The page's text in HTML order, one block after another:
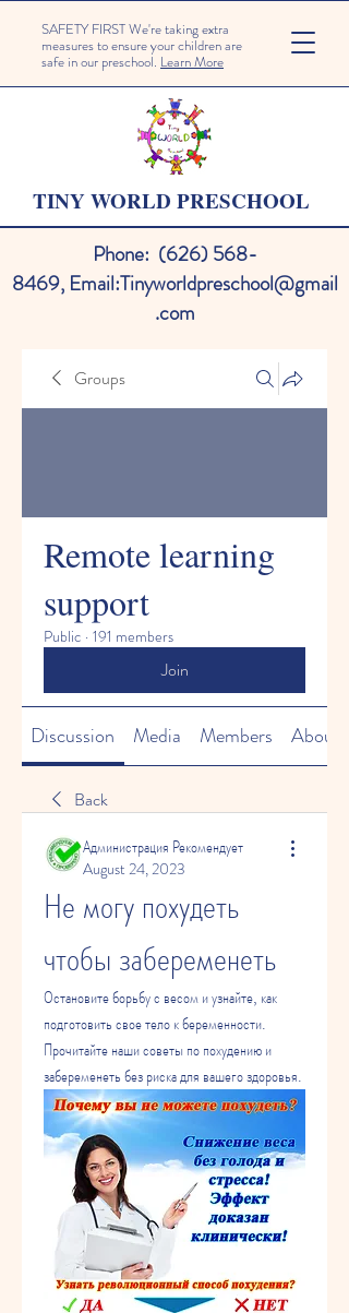
SAFETY FIRST We're taking extra
measures to ensure your children are
safe in our preschool. Learn More
TINY WORLD PRESCHOOL
Phone: (626) 568-
8469, Email:Tinyworldpreschool@gmail
.com
Groups
Remote learning
support
Public · 191 members
Join
Discussion Media Members About
Back
Администрация Рекомендует
August 24, 2023
Не могу похудеть
чтобы забеременеть
Остановите борьбу с весом и узнайте, как
подготовить свое тело к беременности.
Прочитайте наши советы по похудению и
забеременеть без риска для вашего здоровья.